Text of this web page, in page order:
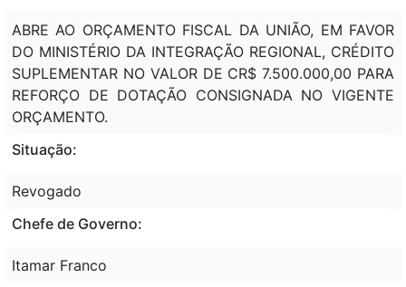
ABRE AO ORÇAMENTO FISCAL DA UNIÃO, EM FAVOR
DO MINISTÉRIO DA INTEGRAÇÃO REGIONAL, CRÉDITO
SUPLEMENTAR NO VALOR DE CR$ 7.500.000,00 PARA
REFORÇO DE DOTAÇÃO CONSIGNADA NO VIGENTE
ORÇAMENTO.
Situação:
Revogado
Chefe de Governo:
Itamar Franco